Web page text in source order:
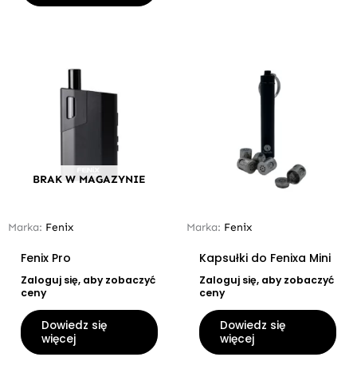
BRAK W MAGAZYNIE
Marka: Fenix
Fenix Pro
Zaloguj się, aby zobaczyć
ceny
Dowiedz się
więcej
Marka: Fenix
Kapsułki do Fenixa Mini
Zaloguj się, aby zobaczyć
ceny
Dowiedz się
więcej